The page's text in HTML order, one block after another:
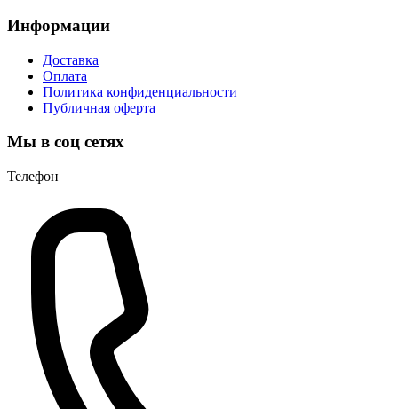
Информации
Доставка
Оплата
Политика конфиденциальности
Публичная оферта
Мы в соц сетях
Телефон